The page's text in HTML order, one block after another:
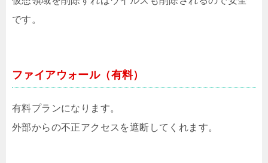
です。
ファイアウォール（有料）
有料プランになります。
外部からの不正アクセスを遮断してくれます。